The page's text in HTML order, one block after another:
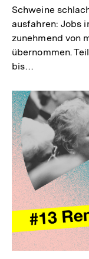
Schweine
ausfahren: Jobs
zunehmend von
übernommen.
bis…